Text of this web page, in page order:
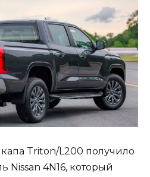
Triton/L200 получило
Nissan 4N16, который